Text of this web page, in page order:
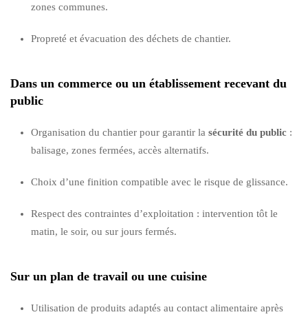
zones communes.
Propreté et évacuation des déchets de chantier.
Dans un commerce ou un établissement recevant du
public
Organisation du chantier pour garantir la sécurité du public :
balisage, zones fermées, accès alternatifs.
Choix d’une finition compatible avec le risque de glissance.
Respect des contraintes d’exploitation : intervention tôt le
matin, le soir, ou sur jours fermés.
Sur un plan de travail ou une cuisine
Utilisation de produits adaptés au contact alimentaire après